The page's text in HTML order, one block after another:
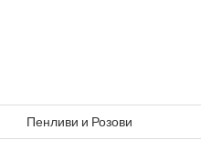
Пенливи и Розови